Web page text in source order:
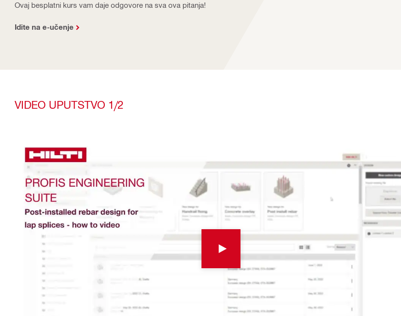
Ovaj besplatni kurs vam daje odgovore na sva ova pitanja!
Idite na e-učenje
VIDEO UPUTSTVO 1/2